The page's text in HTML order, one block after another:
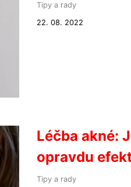
Tipy a rady
22. 08. 2022
Léčba akné:
opravdu
Tipy a rady